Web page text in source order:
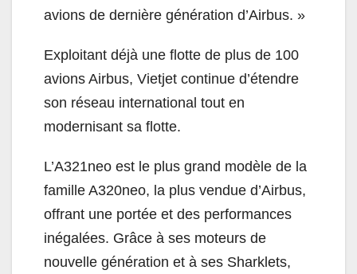
avions de dernière génération d’Airbus. »
Exploitant déjà une flotte de plus de 100
avions Airbus, Vietjet continue d’étendre
son réseau international tout en
modernisant sa flotte.
L’A321neo est le plus grand modèle de la
famille A320neo, la plus vendue d’Airbus,
offrant une portée et des performances
inégalées. Grâce à ses moteurs de
nouvelle génération et à ses Sharklets,